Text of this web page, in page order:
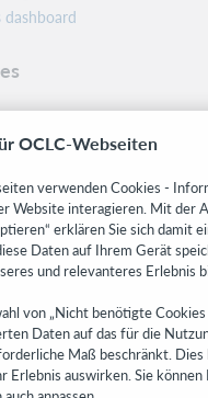
dashboard
product updates, research,
OCLC-Webseiten
verwenden Cookies -
Website interagieren. Mit der
erklären Sie sich damit
Daten auf Ihrem Gerät
und relevanteres Erlebnis
von „Nicht benötigte
Daten auf das für die
Maß beschränkt. Dies
Erlebnis auswirken. Sie